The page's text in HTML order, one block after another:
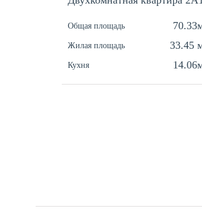
Общая площадь
Жилая площадь 33.45
Кухня